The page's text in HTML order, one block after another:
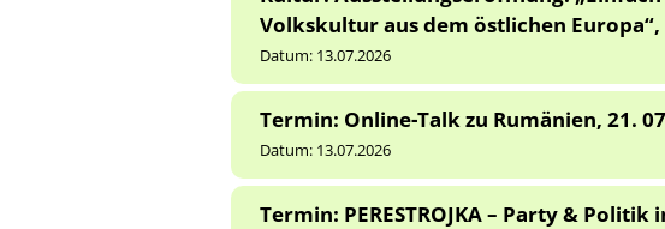
Volkskultur aus dem östlichen
Datum: 13.07.2026
Termin: Online-Talk zu Rumänien, 21.
Datum: 13.07.2026
Termin: PERESTROJKA – Party &